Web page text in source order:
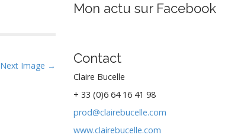
Next Image →
Mon actu sur Facebook
Contact
Claire Bucelle
+ 33 (0)6 64 16 41 98
prod@clairebucelle.com
www.clairebucelle.com